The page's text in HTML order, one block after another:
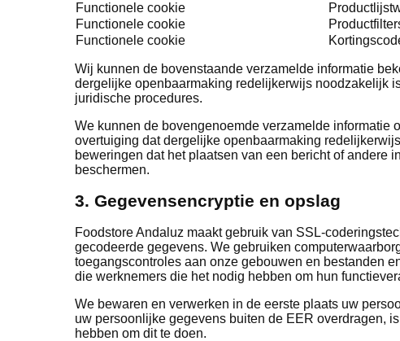
Functionele cookie
Functionele cookie
Functionele cookie
Wij kunnen de bovenstaande verzamelde informatie
dergelijke openbaarmaking redelijkerwijs noodzakelijk
juridische procedures.
We kunnen de bovengenoemde verzamelde informatie
overtuiging dat dergelijke openbaarmaking
beweringen dat het plaatsen van een bericht of andere
beschermen.
3. Gegevensencryptie en opslag
Foodstore Andaluz maakt gebruik van SSL-
gecodeerde gegevens. We gebruiken
toegangscontroles aan onze gebouwen en bestanden
die werknemers die het nodig hebben om hun
We bewaren en verwerken in de eerste plaats uw
uw persoonlijke gegevens buiten de EER overdragen,
hebben om dit te doen.